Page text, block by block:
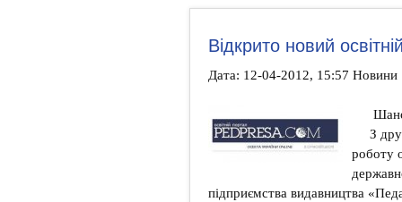
Відкрито новий
Дата: 12-04-2012, 15:57 Новини
З
роботу
підприємства видавництва